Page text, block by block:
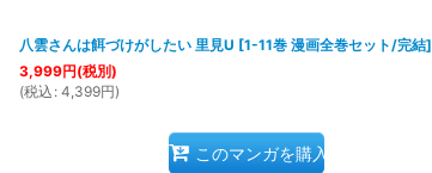
八雲さんは餌づけがしたい 里見U [1-11巻 漫画全巻セット/完結]
3,999円(税別)
(税込 : 4,399円)
このマンガを購入